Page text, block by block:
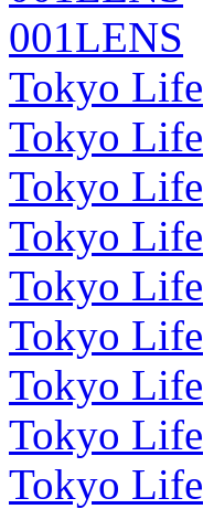
001LENS
Tokyo Life
Tokyo Life
Tokyo Life
Tokyo Life
Tokyo Life
Tokyo Life
Tokyo Life
Tokyo Life
Tokyo Life